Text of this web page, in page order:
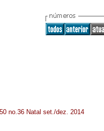
no.36 Natal set./dez. 2014